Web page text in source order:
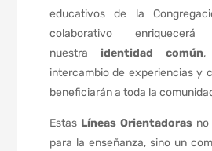
educativos de la
colaborativo
nuestra
identidad común,
intercambio de experiencias y
beneficiarán a toda la
Estas Líneas Orientadoras no
para la enseñanza, sino un